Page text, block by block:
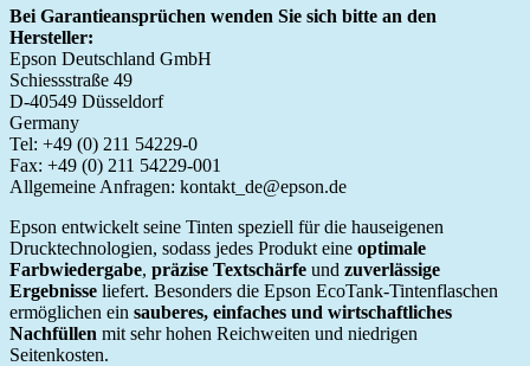
Bei Garantieansprüchen wenden Sie sich bitte an den
Hersteller:
Epson Deutschland GmbH
Schiessstraße 49
D‑40549 Düsseldorf
Germany
Tel: +49 (0) 211 54229‑0
Fax: +49 (0) 211 54229‑001
Allgemeine Anfragen: kontakt_de@epson.de
Epson entwickelt seine Tinten speziell für die hauseigenen
Drucktechnologien, sodass jedes Produkt eine optimale
Farbwiedergabe, präzise Textschärfe und zuverlässige
Ergebnisse liefert. Besonders die Epson EcoTank‑Tintenflaschen
ermöglichen ein sauberes, einfaches und wirtschaftliches
Nachfüllen mit sehr hohen Reichweiten und niedrigen
Seitenkosten.